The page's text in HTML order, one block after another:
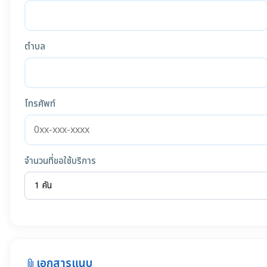
ตำบล
โทรศัพท์
จำนวนที่ขอใช้บริการ
attach_file